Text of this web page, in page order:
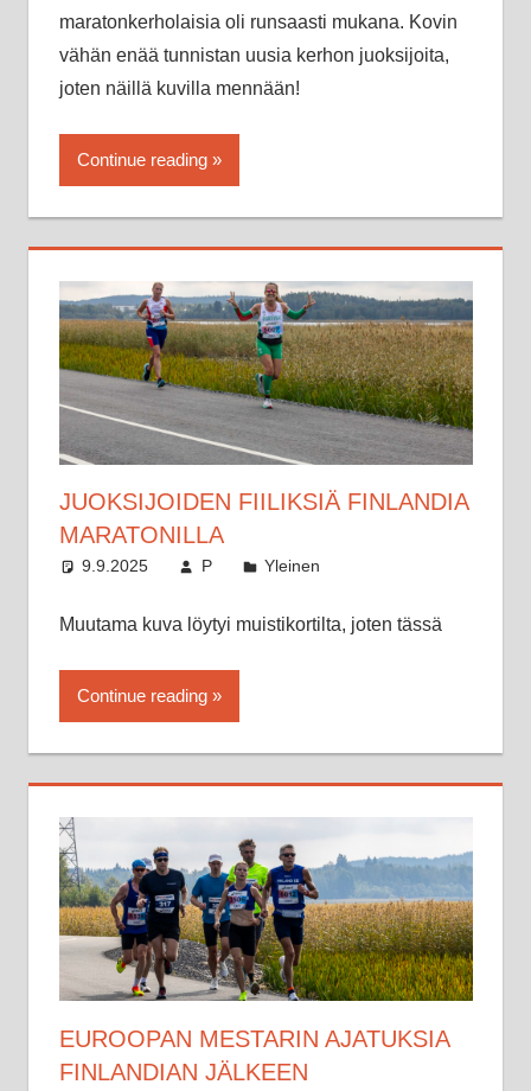
maratonkerholaisia oli runsaasti mukana. Kovin
vähän enää tunnistan uusia kerhon juoksijoita,
joten näillä kuvilla mennään!
Continue reading
JUOKSIJOIDEN FIILIKSIÄ FINLANDIA
MARATONILLA
9.9.2025 P Yleinen
Muutama kuva löytyi muistikortilta, joten tässä
Continue reading
EUROOPAN MESTARIN AJATUKSIA
FINLANDIAN JÄLKEEN